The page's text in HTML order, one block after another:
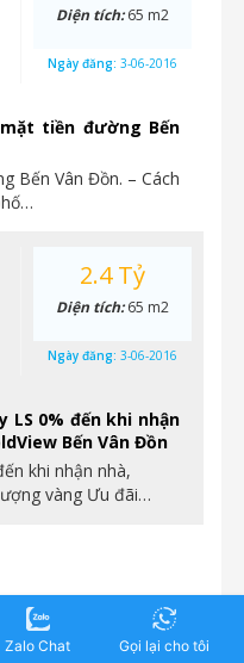
tiền đường Bến
Bến Vân Đồn. – Cách
Diện tích:65 m2
Ngày đăng: 3-06-2016
LS 0% đến khi nhận
Bến Vân Đồn
khi nhận nhà,
vàng Ưu đãi…
2.4 Tỷ
Diện tích:65 m2
Ngày đăng: 3-06-2016
Zalo Chat Gọi lại cho tôi